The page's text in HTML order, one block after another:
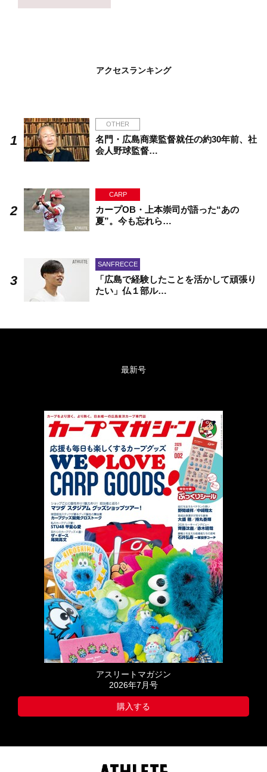
アクセスランキング
OTHER
名門・広島商業監督就任の約30年前、社
会人野球監督…
CARP
カープOB・上本崇司が語った“あの
夏”。今も忘れら…
SANFRECCE
「広島で経験したことを活かして頑張り
たい」仏１部ル…
最新号
アスリートマガジン
2026年7月号
購入する